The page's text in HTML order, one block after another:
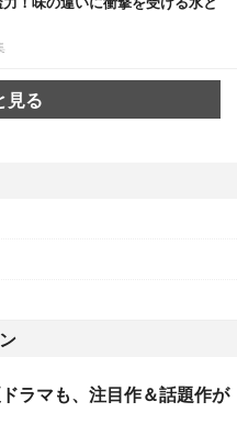
見る
ラマも、注目作＆話題作が